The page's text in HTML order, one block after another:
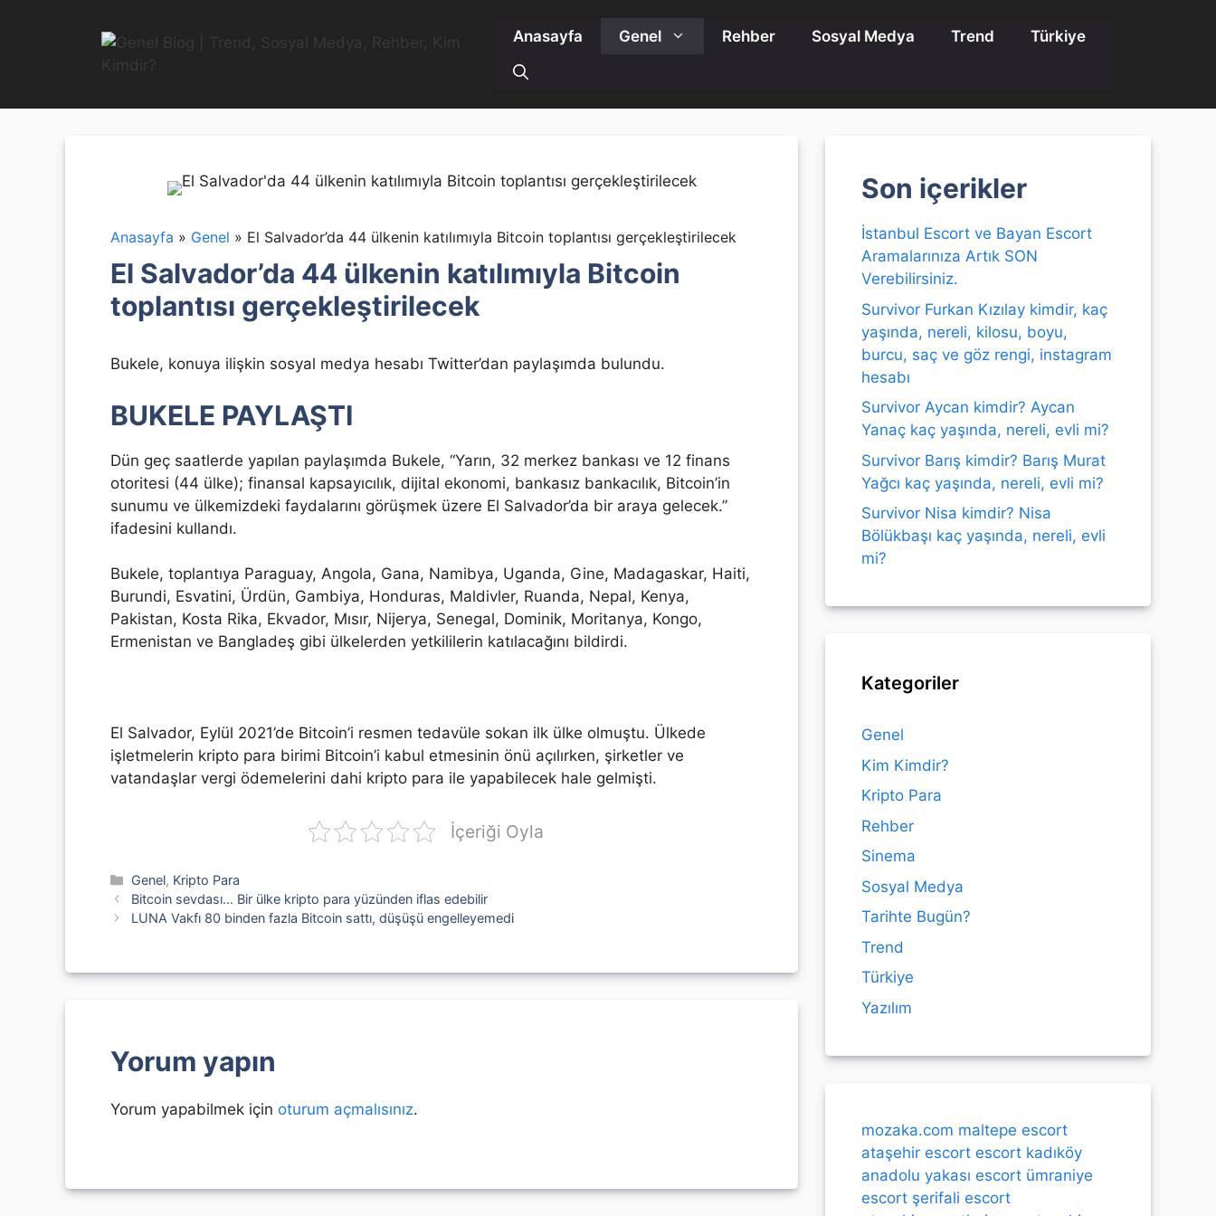
Anasayfa Genel Rehber Sosyal Medya Trend Türkiye
Anasayfa » Genel » El Salvador’da 44 ülkenin katılımıyla Bitcoin toplantısı gerçekleştirilecek
El Salvador’da 44 ülkenin katılımıyla Bitcoin
toplantısı gerçekleştirilecek
Bukele, konuya ilişkin sosyal medya hesabı Twitter’dan paylaşımda bulundu.
BUKELE PAYLAŞTI
Dün geç saatlerde yapılan paylaşımda Bukele, “Yarın, 32 merkez bankası ve 12 finans
otoritesi (44 ülke); finansal kapsayıcılık, dijital ekonomi, bankasız bankacılık, Bitcoin’in
sunumu ve ülkemizdeki faydalarını görüşmek üzere El Salvador’da bir araya gelecek.”
ifadesini kullandı.
Bukele, toplantıya Paraguay, Angola, Gana, Namibya, Uganda, Gine, Madagaskar, Haiti,
Burundi, Esvatini, Ürdün, Gambiya, Honduras, Maldivler, Ruanda, Nepal, Kenya,
Pakistan, Kosta Rika, Ekvador, Mısır, Nijerya, Senegal, Dominik, Moritanya, Kongo,
Ermenistan ve Bangladeş gibi ülkelerden yetkililerin katılacağını bildirdi.
El Salvador, Eylül 2021’de Bitcoin’i resmen tedavüle sokan ilk ülke olmuştu. Ülkede
işletmelerin kripto para birimi Bitcoin’i kabul etmesinin önü açılırken, şirketler ve
vatandaşlar vergi ödemelerini dahi kripto para ile yapabilecek hale gelmişti.
İçeriği Oyla
Kategoriler
Genel, Kripto Para
Bitcoin sevdası… Bir ülke kripto para yüzünden iflas edebilir
LUNA Vakfı 80 binden fazla Bitcoin sattı, düşüşü engelleyemedi
Yorum yapın
Yorum yapabilmek için oturum açmalısınız.
Son içerikler
İstanbul Escort ve Bayan Escort
Aramalarınıza Artık SON
Verebilirsiniz.
Survivor Furkan Kızılay kimdir, kaç
yaşında, nereli, kilosu, boyu,
burcu, saç ve göz rengi, instagram
hesabı
Survivor Aycan kimdir? Aycan
Yanaç kaç yaşında, nereli, evli mi?
Survivor Barış kimdir? Barış Murat
Yağcı kaç yaşında, nereli, evli mi?
Survivor Nisa kimdir? Nisa
Bölükbaşı kaç yaşında, nereli, evli
mi?
Kategoriler
Genel
Kim Kimdir?
Kripto Para
Rehber
Sinema
Sosyal Medya
Tarihte Bugün?
Trend
Türkiye
Yazılım
mozaka.com maltepe escort
ataşehir escort escort kadıköy
anadolu yakası escort ümraniye
escort şerifali escort